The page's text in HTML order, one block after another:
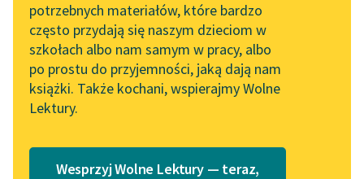
„Kochanek Lady
Chatterley” do słuchania
na Wolnych Lekturach
Nowy audiobook –
„Marzenie o Oriencie”
OAI-PMH
Widget Wolnych Lektur
Przypisy
Katalog w formacie PDF
potrzebnych materiałów, które bardzo
często przydają się naszym dzieciom w
szkołach albo nam samym w pracy, albo
po prostu do przyjemności, jaką dają nam
książki. Także kochani, wspierajmy Wolne
Lektury.
Wesprzyj Wolne Lektury — teraz,
dowiaduje się o
zgonie...
Czytaj więcej